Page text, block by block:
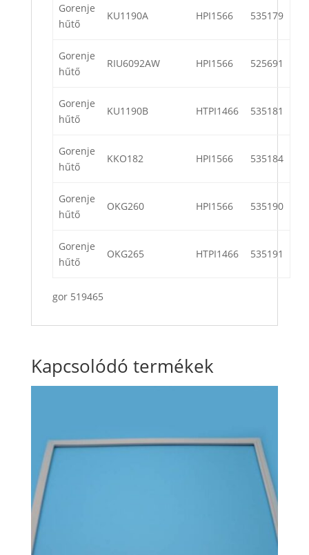
Gorenje
hűtő
KU1190A HPI1566 535179
Gorenje
hűtő
RIU6092AW HPI1566 525691
Gorenje
hűtő
KU1190B HTPI1466 535181
Gorenje
hűtő
KKO182 HPI1566 535184
Gorenje
hűtő
OKG260 HPI1566 535190
Gorenje
hűtő
OKG265 HTPI1466 535191
gor 519465
Kapcsolódó termékek